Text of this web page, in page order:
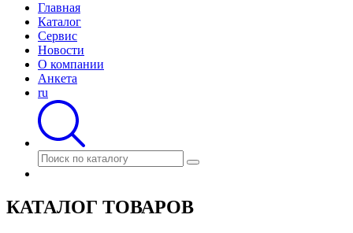
Главная
Каталог
Сервис
Новости
О компании
Анкета
ru
КАТАЛОГ ТОВАРОВ